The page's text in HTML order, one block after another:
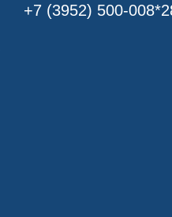
+7 (3952) 500-